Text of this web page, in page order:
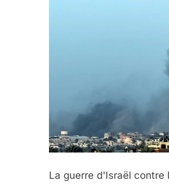
La guerre d'Israël contre